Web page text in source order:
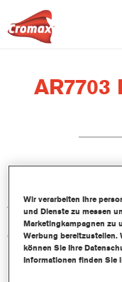
AR7703
Anwendung mit dem
insbesondere in
entwickelt.
Wir verarbeiten Ihre
und Dienste zu messen
Marketingkampagnen zu
Werbung bereitzustellen.
können Sie Ihre
Informationen finden Sie